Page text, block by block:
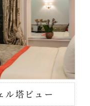
ル塔ビュー